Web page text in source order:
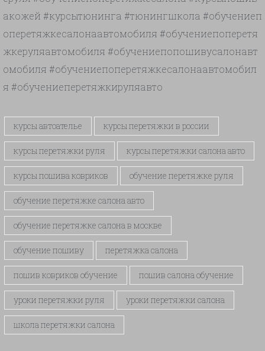
акожей #курсытюнинга #тюнингшкола #обучениеп
оперетяжкесалонаавтомобиля #обучениепоперетя
жкеруляавтомобиля #обучениепопошивусалонавт
омобиля #обучениепоперетяжкесалонаавтомобил
я #обучениеперетяжкируляавто
курсы автоателье курсы перетяжки в россии
курсы перетяжки руля курсы перетяжки салона авто
курсы пошива ковриков обучение перетяжке руля
обучение перетяжке салона авто
обучение перетяжке салона в москве
обучение пошиву перетяжка салона
пошив ковриков обучение пошив салона обучение
уроки перетяжки руля уроки перетяжки салона
школа перетяжки салона